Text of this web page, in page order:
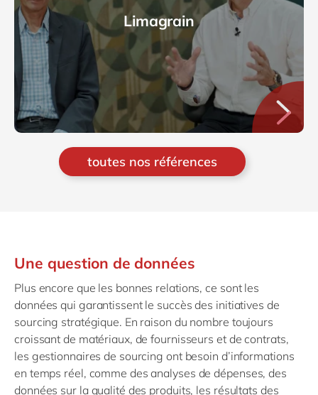
Limagrain
toutes nos références
Une question de données
Plus encore que les bonnes relations, ce sont les
données qui garantissent le succès des initiatives de
sourcing stratégique. En raison du nombre toujours
croissant de matériaux, de fournisseurs et de contrats,
les gestionnaires de sourcing ont besoin d’informations
en temps réel, comme des analyses de dépenses, des
données sur la qualité des produits, les résultats des